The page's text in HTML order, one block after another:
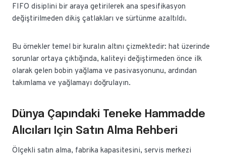
FIFO disiplini bir araya getirilerek ana spesifikasyon
değiştirilmeden dikiş çatlakları ve sürtünme azaltıldı.
Bu örnekler temel bir kuralın altını çizmektedir: hat üzerinde
sorunlar ortaya çıktığında, kaliteyi değiştirmeden önce ilk
olarak gelen bobin yağlama ve pasivasyonunu, ardından
takımlama ve yağlamayı doğrulayın.
Dünya Çapındaki Teneke Hammadde
Alıcıları Için Satın Alma Rehberi
Ölçekli satın alma, fabrika kapasitesini, servis merkezi